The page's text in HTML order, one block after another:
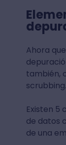
Ahora
también,
scrubbing.
Existen 5
de datos
de una